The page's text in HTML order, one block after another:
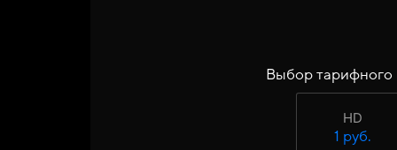
Выбор тарифного
HD
1 руб.